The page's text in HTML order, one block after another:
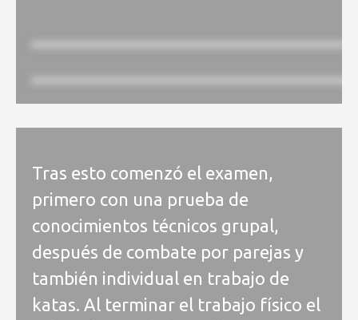
Tras esto comenzó el examen,
primero con una prueba de
conocimientos técnicos grupal,
después de combate por parejas y
también individual en trabajo de
katas. Al terminar el trabajo físico el